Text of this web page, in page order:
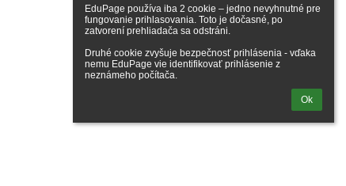
EduPage používa iba 2 cookie – jedno nevyhnutné pre
fungovanie prihlasovania. Toto je dočasné, po
zatvorení prehliadača sa odstráni.
Druhé cookie zvyšuje bezpečnosť prihlásenia - vďaka
nemu EduPage vie identifikovať prihlásenie z
neznámeho počítača.
Ok